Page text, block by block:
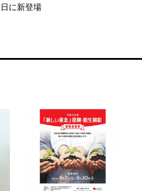
日に新登場